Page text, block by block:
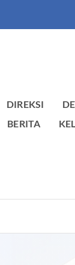
DIREKSI
BERITA